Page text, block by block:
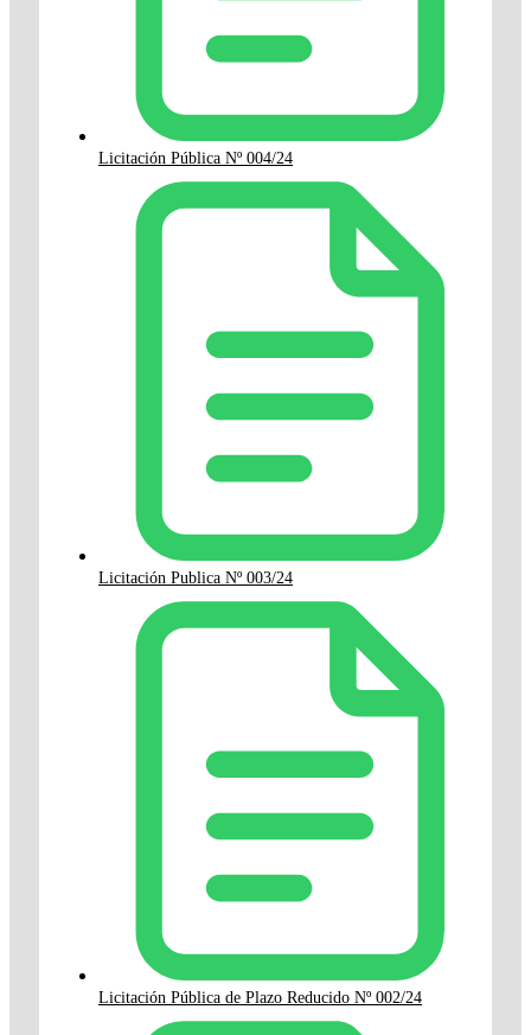
Licitación Pública Nº 004/24
Licitación Publica Nº 003/24
Licitación Pública de Plazo Reducido Nº 002/24